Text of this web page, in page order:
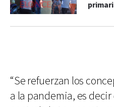
“Se refuerzan los
a la pandemia, es